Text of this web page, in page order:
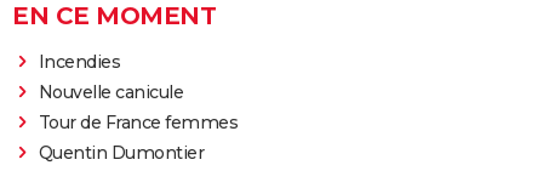
EN CE MOMENT
Incendies
Nouvelle canicule
Tour de France femmes
Quentin Dumontier